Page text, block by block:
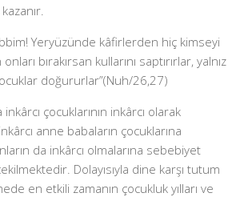
Yeryüzünde kâfirlerden hiç kimseyi
bırakırsan kullarını saptırırlar, yalnız
doğururlar”(Nuh/26,27)
çocuklarının inkârcı olarak
anne babaların çocuklarına
da inkârcı olmalarına sebebiyet
Dolayısıyla dine karşı tutum
en etkili zamanın çocukluk yılları ve